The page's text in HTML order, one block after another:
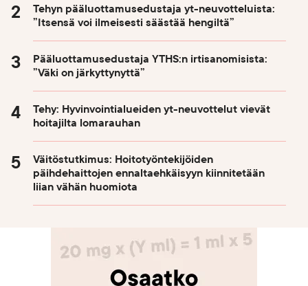
Tehyn pääluottamusedustaja yt-neuvotteluista:
”Itsensä voi ilmeisesti säästää hengiltä”
Pääluottamusedustaja YTHS:n irtisanomisista:
”Väki on järkyttynyttä”
Tehy: Hyvinvointialueiden yt-neuvottelut vievät
hoitajilta lomarauhan
Väitöstutkimus: Hoitotyöntekijöiden
päihdehaittojen ennaltaehkäisyyn kiinnitetään
liian vähän huomiota